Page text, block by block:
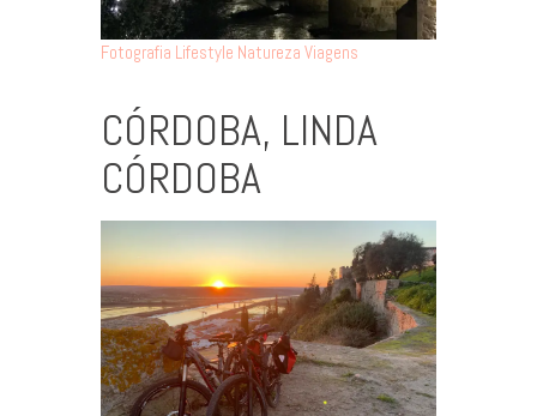
Fotografia Lifestyle Natureza Viagens
CÓRDOBA, LINDA
CÓRDOBA